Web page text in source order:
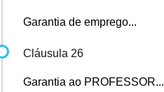
Garantia de emprego...
Cláusula 26
Garantia ao PROFESSOR...